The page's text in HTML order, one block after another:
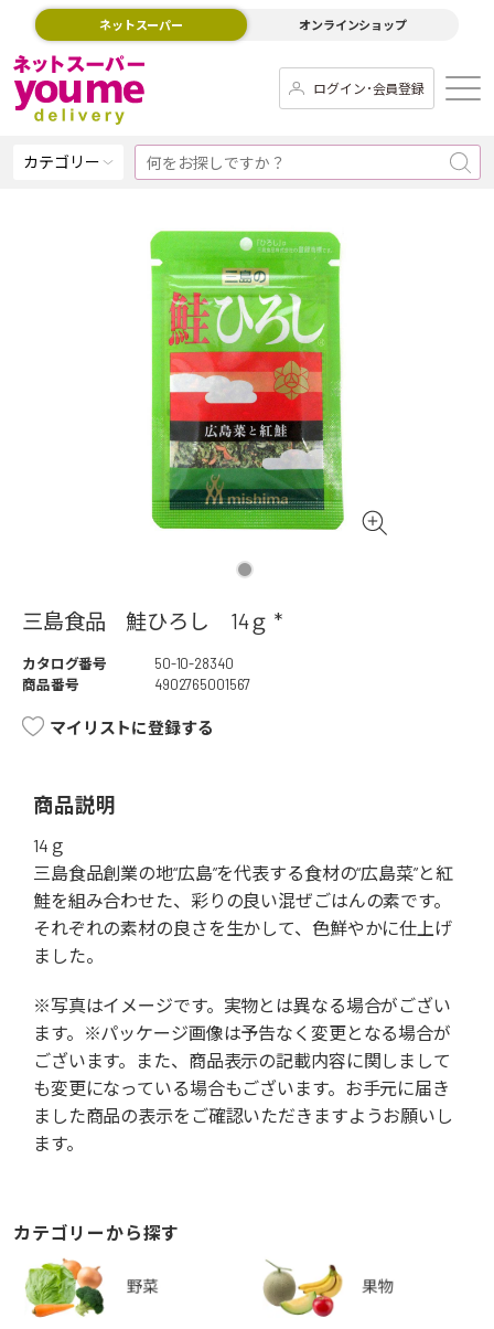
ネットスーパー オンラインショップ
ログイン･会員登録
カテゴリー
三島食品 鮭ひろし 14ｇ *
カタログ番号
50-10-28340
商品番号
4902765001567
マイリストに登録する
商品説明
14ｇ
三島食品創業の地“広島”を代表する食材の“広島菜”と紅
鮭を組み合わせた、彩りの良い混ぜごはんの素です。
それぞれの素材の良さを生かして、色鮮やかに仕上げ
ました。
※写真はイメージです。実物とは異なる場合がござい
ます。※パッケージ画像は予告なく変更となる場合が
ございます。また、商品表示の記載内容に関しまして
も変更になっている場合もございます。お手元に届き
ました商品の表示をご確認いただきますようお願いし
ます。
カテゴリーから探す